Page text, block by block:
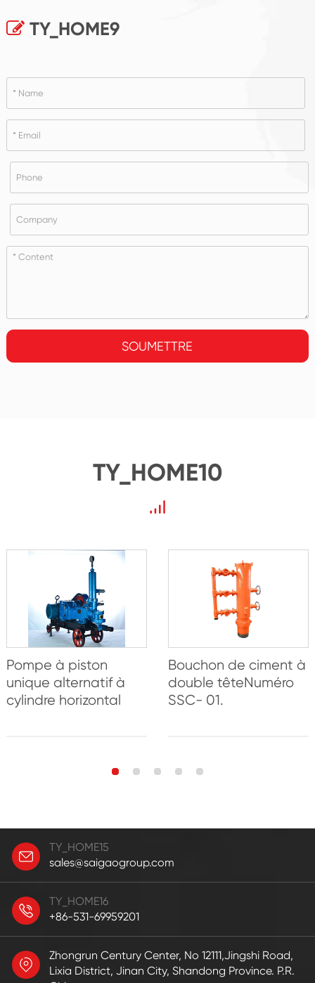
TY_HOME9
SOUMETTRE
TY_HOME10
Pompe à piston
unique alternatif à
cylindre horizontal
Bouchon de ciment à
double têteNuméro
SSC- 01.
TY_HOME15
sales@saigaogroup.com
TY_HOME16
+86-531-69959201
Zhongrun Century Center, No 12111,Jingshi Road,
Lixia District, Jinan City, Shandong Province. P.R.